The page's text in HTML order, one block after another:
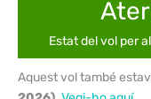
Estat del vol per
Aquest vol també